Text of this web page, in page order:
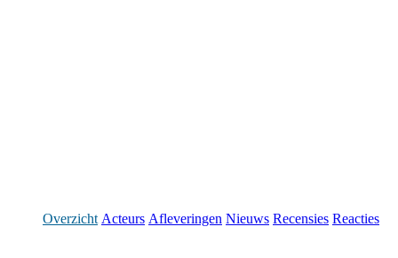
Overzicht Acteurs Afleveringen Nieuws Recensies Reacties